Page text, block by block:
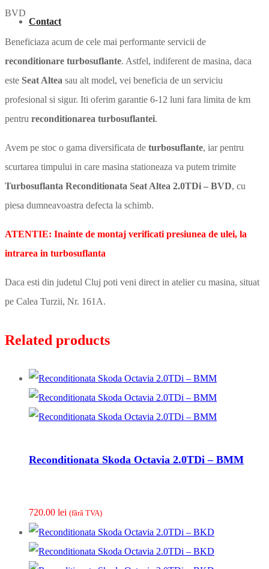
Contact
BVD
Beneficiaza acum de cele mai performante servicii de
reconditionare turbosuflante. Astfel, indiferent de masina, daca
este Seat Altea sau alt model, vei beneficia de un serviciu
profesional si sigur. Iti oferim garantie 6-12 luni fara limita de km
pentru reconditionarea turbosuflantei.
Avem pe stoc o gama diversificata de turbosuflante, iar pentru
scurtarea timpului in care masina stationeaza va putem trimite
Turbosuflanta Reconditionata Seat Altea 2.0TDi – BVD, cu
piesa dumneavoastra defecta la schimb.
ATENTIE: Inainte de montaj verificati presiunea de ulei, la
intrarea in turbosuflanta
Daca esti din judetul Cluj poti veni direct in atelier cu masina, situat
pe Calea Turzii, Nr. 161A.
Related products
Reconditionata Skoda Octavia 2.0TDi – BMM
720.00 lei (fãrã TVA)